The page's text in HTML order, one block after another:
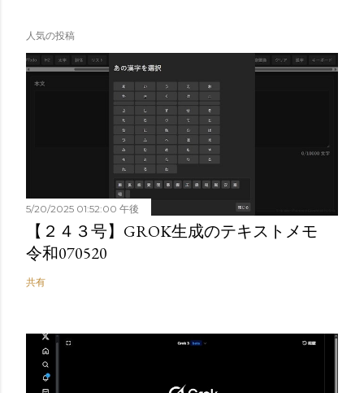
人気の投稿
5/20/2025 01:52:00 午後
【２４３号】GROK生成のテキストメモ
令和070520
共有